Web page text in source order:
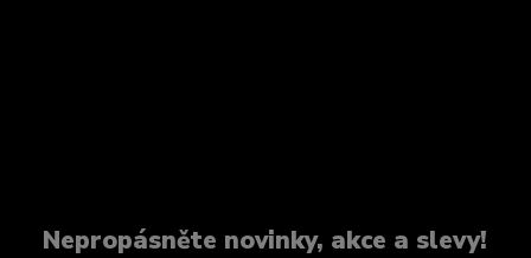
Nepropásněte novinky, akce a slevy!